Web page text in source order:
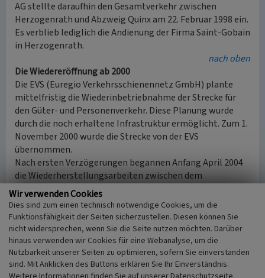
AG stellte daraufhin den Gesamtverkehr zwischen
Herzogenrath und Abzweig Quinx am 22. Februar 1998 ein.
Es verblieb lediglich die Andienung der Firma Saint-Gobain
in Herzogenrath.
nach oben
Die Wiedereröffnung ab 2000
Die EVS (Euregio Verkehrsschienennetz GmbH) plante
mittelfristig die Wiederinbetriebnahme der Strecke für
den Güter- und Personenverkehr. Diese Planung wurde
durch die noch erhaltene Infrastruktur ermöglicht. Zum 1.
November 2000 wurde die Strecke von der EVS
übernommen.
Nach ersten Verzögerungen begannen Anfang April 2004
die Wiederherstellungsarbeiten zwischen dem
Herzogenrather Bahnhof und dem Merksteiner August-
Schmidt-Platz (früherer Bereich des Personenbahnhofs
Merkstein). Am 12. Dezember 2004 konnte der reguläre
Personenverkehr zwischen Herzogenrath und Merkstein
im Stundentakt wieder aufgenommen werden. Zum
Einsatz kommen nun Dieseltriebwagen der Baureihe 643.2
(TypTalentvon Talbot/Bombardier).
Wir verwenden Cookies
Dies sind zum einen technisch notwendige Cookies, um die
Funktionsfähigkeit der Seiten sicherzustellen. Diesen können Sie
nicht widersprechen, wenn Sie die Seite nutzen möchten. Darüber
hinaus verwenden wir Cookies für eine Webanalyse, um die
Nutzbarkeit unserer Seiten zu optimieren, sofern Sie einverstanden
sind. Mit Anklicken des Buttons erklären Sie Ihr Einverständnis.